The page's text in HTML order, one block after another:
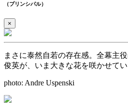
（プリンシパル）
×
まさに泰然自若の存在感。全幕主
俊英が、いま大きな花を咲かせてい
photo: Andre Uspenski